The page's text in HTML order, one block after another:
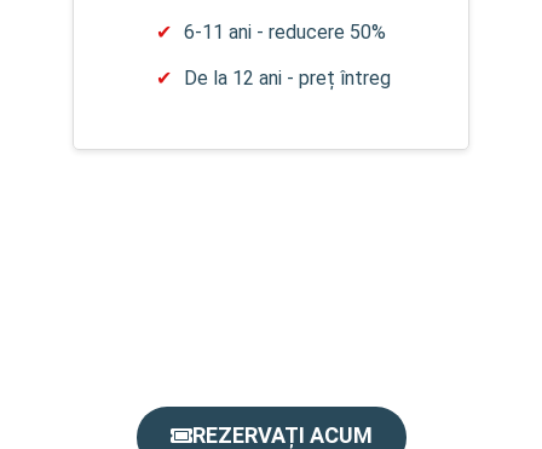
6-11 ani - reducere 50%
De la 12 ani - preț întreg
REZERVAȚI ACUM